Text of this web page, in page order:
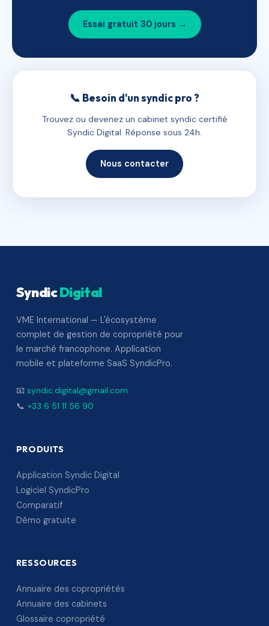
Essai gratuit 30 jours →
📞 Besoin d'un syndic pro ?
Trouvez ou devenez un cabinet syndic certifié
Syndic Digital. Réponse sous 24h.
Nous contacter
SyndicDigital
VME International — L'écosystème
complet de gestion de copropriété pour
le marché francophone. Application
mobile et plateforme SaaS SyndicPro.
📧 syndic.digital@gmail.com
📞 +33 6 51 11 56 90
PRODUITS
Application Syndic Digital
Logiciel SyndicPro
Comparatif
Démo gratuite
RESSOURCES
Annuaire des copropriétés
Annuaire des cabinets
Glossaire copropriété